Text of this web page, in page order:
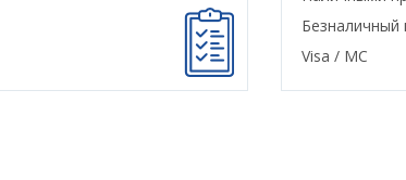
Безналичный
Visa / MC